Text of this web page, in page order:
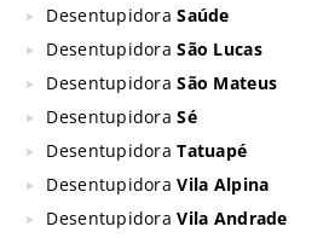
DesentupidoraSaúde
DesentupidoraSão Lucas
DesentupidoraSão Mateus
DesentupidoraSé
DesentupidoraTatuapé
DesentupidoraVila Alpina
DesentupidoraVila Andrade